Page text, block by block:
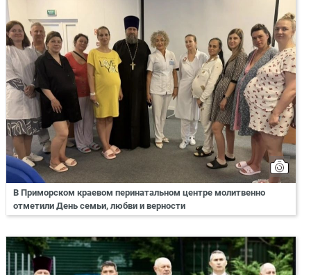
В Приморском краевом перинатальном центре молитвенно
отметили День семьи, любви и верности